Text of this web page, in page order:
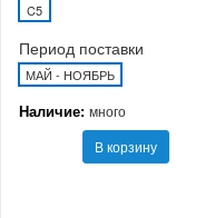
C5
Период поставки
МАЙ - НОЯБРЬ
Наличие: много
В корзину